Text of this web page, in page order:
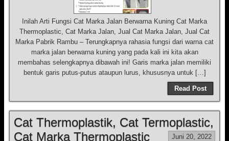
Inilah Arti Fungsi Cat Marka Jalan Berwarna Kuning Cat Marka
Thermoplastic, Cat Marka Jalan, Jual Cat Marka Jalan, Jual Cat
Marka Pabrik Rambu – Terungkapnya rahasia fungsi dari warna cat
marka jalan berwarna kuning yang pada kali ini kita akan
membahas selengkapnya dibawah ini! Garis marka jalan memiliki
bentuk garis putus-putus ataupun lurus, khususnya untuk […]
Read Post
Cat Thermoplastik, Cat Termoplastic,
Cat Marka Thermoplastic
Juni 20, 2022